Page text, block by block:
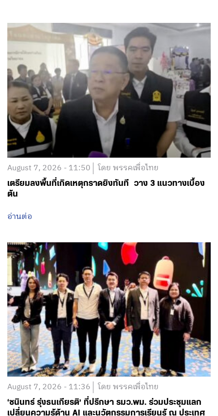
August 7, 2026 - 11:50 โดย พรรคเพื่อไทย
เตรียมลงพื้นที่เกิดเหตุกราดยิงทันที วาง 3 แนวทางเบื้อง
ต้น
อ่านต่อ
August 7, 2026 - 11:36 โดย พรรคเพื่อไทย
‘ชนินทร์ รุ่งธนเกียรติ’ ที่ปรึกษา รมว.พม. ร่วมประชุมแลก
เปลี่ยนความรู้ด้าน AI และนวัตกรรมการเรียนรู้ ณ ประเทศ
มาเลเซีย มุ่งใช้เทคโนโลยีขยายโอกาสการเรียนรู้และพัฒนา
อาชีพคนพิการ-ผู้สูงอายุ
อ่านต่อ